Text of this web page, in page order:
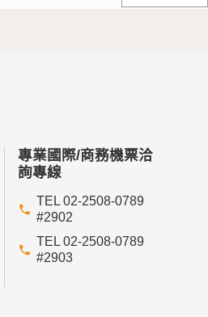
專業國際/商務機票洽
詢專線
TEL 02-2508-0789
#2902
TEL 02-2508-0789
#2903